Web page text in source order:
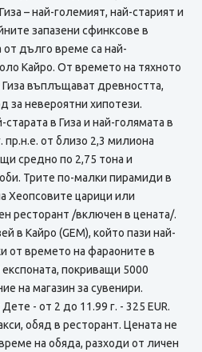
– най-големият, най-старият и
запазени сфинксове в
дълго време са най-
Кайро. От времето на тяхното
въплъщават древността,
за невероятни хипотези.
в Гиза и най-голямата в
пр.н.е. от близо 2,3 милиона
средно по 2,75 тона и
Трите по-малки пирамиди в
Хеопсовите царици или
ресторант /включен в цената/.
в Кайро (GEM), който пази най-
от времето на фараоните в
покриващи 5000
на магазин за сувенири.
- от 2 до 11.99 г. - 325 EUR.
обяд в ресторант. Цената не
на обяда, разходи от личен